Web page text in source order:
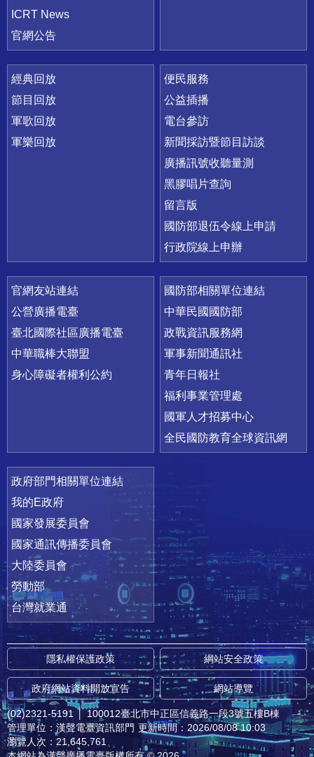
ICRT News
官網公告
經典回放
節目回放
軍歌回放
軍樂回放
便民服務
公益插播
電台參訪
新聞採訪暨節目訪談
廣播訊號收聽量測
黑膠唱片查詢
留言版
國防部退伍令線上申請
行政院線上申辦
官網友站連結
公營廣播電臺
臺北國際社區廣播電臺
中華職棒大聯盟
身心障礙者權利公約
國防部相關單位連結
中華民國國防部
政戰資訊服務網
軍事新聞通訊社
青年日報社
福利事業管理處
國軍人才招募中心
全民國防教育全球資訊網
政府部門相關單位連結
我的E政府
國家發展委員會
國家通訊傳播委員會
大陸委員會
勞動部
台灣就業通
隱私權保護政策 網站安全政策
政府網站資料開放宣告 網站導覽
(02)2321-5191 │ 100012臺北市中正區信義路一段3號五樓B棟
管理單位：漢聲電臺資訊部門 更新時間：2026/08/08 10:03
瀏覽人次：21,645,761